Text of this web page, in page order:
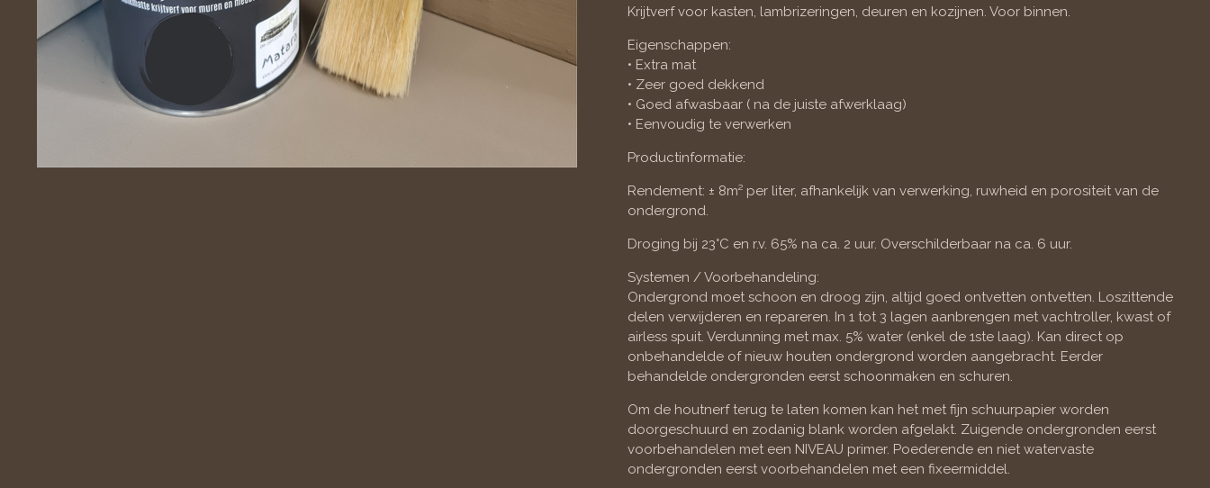
Krijtverf voor kasten, lambrizeringen, deuren en kozijnen. Voor binnen.
Eigenschappen:
• Extra mat
• Zeer goed dekkend
• Goed afwasbaar ( na de juiste afwerklaag)
• Eenvoudig te verwerken
Productinformatie:
Rendement: ± 8m² per liter, afhankelijk van verwerking, ruwheid en porositeit van de
ondergrond.
Droging bij 23°C en r.v. 65% na ca. 2 uur. Overschilderbaar na ca. 6 uur.
Systemen / Voorbehandeling:
Ondergrond moet schoon en droog zijn, altijd goed ontvetten ontvetten. Loszittende
delen verwijderen en repareren. In 1 tot 3 lagen aanbrengen met vachtroller, kwast of
airless spuit. Verdunning met max. 5% water (enkel de 1ste laag). Kan direct op
onbehandelde of nieuw houten ondergrond worden aangebracht. Eerder
behandelde ondergronden eerst schoonmaken en schuren.
Om de houtnerf terug te laten komen kan het met fijn schuurpapier worden
doorgeschuurd en zodanig blank worden afgelakt. Zuigende ondergronden eerst
voorbehandelen met een NIVEAU primer. Poederende en niet watervaste
ondergronden eerst voorbehandelen met een fixeermiddel.